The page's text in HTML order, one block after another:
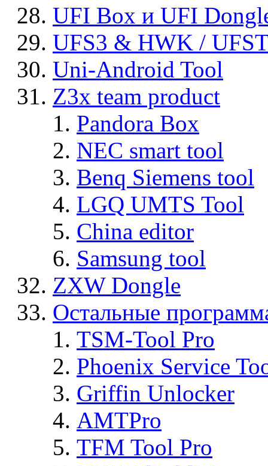
UFI Box и UFI
UFS3 & HWK /
Uni-Android Tool
Z3x team product
Pandora Box
NEC smart tool
Benq Siemens tool
LGQ UMTS Tool
China editor
Samsung tool
ZXW Dongle
Остальные
TSM-Tool Pro
Phoenix Service
Griffin Unlocker
AMTPro
TFM Tool Pro